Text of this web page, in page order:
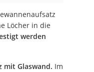
Löcher in die
werden
mit Glaswand. Im